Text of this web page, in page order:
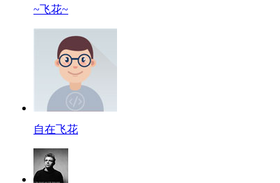
~飞花~
自在飞花